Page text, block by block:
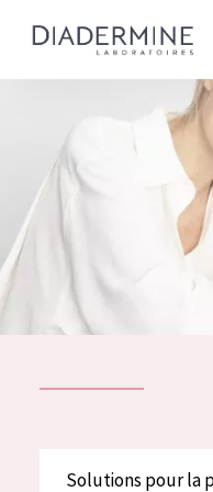
SOLUTIONS POUR LA
TOUS LES
Tous les Produit
ACCUEIL
Conseils Beauté
Solutions pour la